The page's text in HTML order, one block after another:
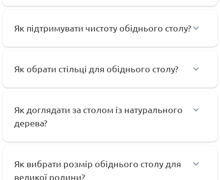
Як підтримувати чистоту обіднього столу?
Як обрати стільці для обіднього столу?
Як доглядати за столом із натурального
дерева?
Як вибрати розмір обіднього столу для
великої родини?